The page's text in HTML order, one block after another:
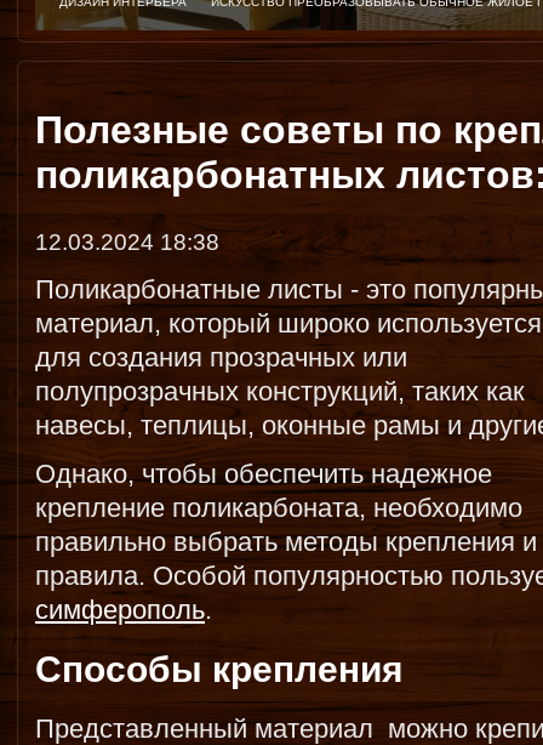
Полезные советы по
поликарбонатных
12.03.2024 18:38
Поликарбонатные листы - это
материал, который широко используется
для создания прозрачных или
полупрозрачных конструкций, таких как
навесы, теплицы, оконные рамы и
Однако, чтобы обеспечить надежное
крепление поликарбоната, необходимо
правильно выбрать методы крепления
правила. Особой популярностью
симферополь.
Способы крепления
Представленный материал можно